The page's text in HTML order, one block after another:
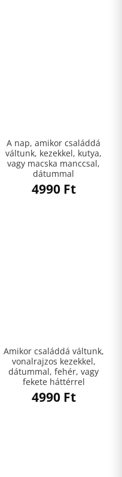
A nap, amikor családdá
váltunk, kezekkel, kutya,
vagy macska manccsal,
dátummal
4990 Ft
Amikor családdá váltunk,
vonalrajzos kezekkel,
dátummal, fehér, vagy
fekete háttérrel
4990 Ft